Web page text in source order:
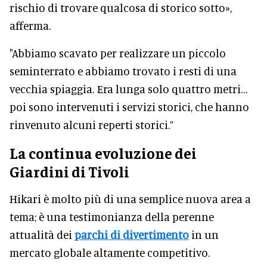
rischio di trovare qualcosa di storico sotto»,
afferma.
"Abbiamo scavato per realizzare un piccolo
seminterrato e abbiamo trovato i resti di una
vecchia spiaggia. Era lunga solo quattro metri…
poi sono intervenuti i servizi storici, che hanno
rinvenuto alcuni reperti storici.”
La continua evoluzione dei
Giardini di Tivoli
Hikari è molto più di una semplice nuova area a
tema; è una testimonianza della perenne
attualità dei parchi di divertimento in un
mercato globale altamente competitivo.